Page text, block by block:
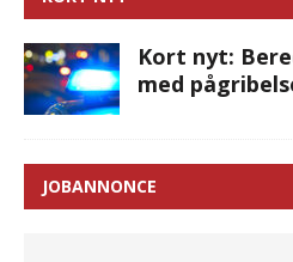
Kort nyt:
med
JOBANNONCE